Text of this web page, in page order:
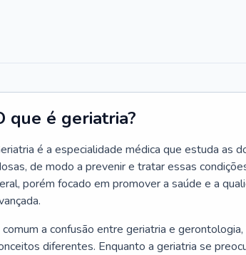
que é geriatria?
é a especialidade médica que estuda as
de modo a prevenir e tratar essas
porém focado em promover a saúde e a
comum a confusão entre geriatria e
diferentes. Enquanto a geriatria se